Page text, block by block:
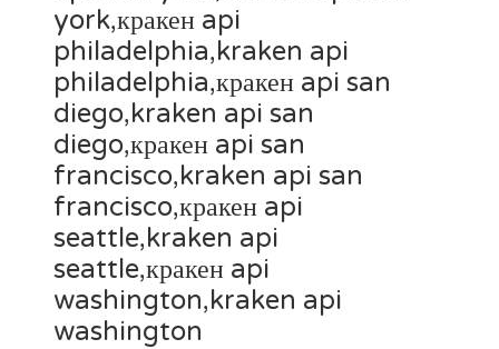
york,кракен api
philadelphia,kraken api
philadelphia,кракен api san
diego,kraken api san
diego,кракен api san
francisco,kraken api san
francisco,кракен api
seattle,kraken api
seattle,кракен api
washington,kraken api
washington